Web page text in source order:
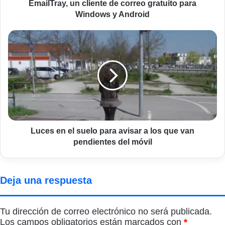
AndroidEmailTray, un cliente de correo gratuito para
Windows y Android
Luces
en
el
suelo
para
avisar
a
los
que
móvil
Luces en el suelo para avisar a los que van
pendientes del móvil
Deja una respuesta
Tu dirección de correo electrónico no será publicada.
Los campos obligatorios están marcados con *